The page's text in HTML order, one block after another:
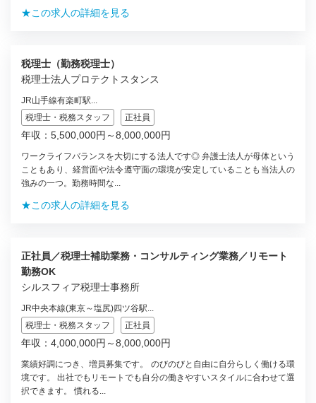
★この求人の詳細を見る
税理士（勤務税理士）
税理士法人プロテクトスタンス
JR山手線有楽町駅...
税理士・税務スタッフ
正社員
年収：5,500,000円～8,000,000円
ワークライフバランスを大切にする法人です◎ 弁護士法人が母体という
こともあり、経営面や法令遵守面の環境が安定していることも当法人の
強みの一つ。勤務時間な...
★この求人の詳細を見る
正社員／税理士補助業務・コンサルティング業務／リモート
勤務OK
シルスフィア税理士事務所
JR中央本線(東京～塩尻)四ツ谷駅...
税理士・税務スタッフ
正社員
年収：4,000,000円～8,000,000円
業績好調につき、増員募集です。 のびのびと自由に自分らしく働ける環
境です。 出社でもリモートでも自分の働きやすいスタイルに合わせて選
択できます。 慣れる...